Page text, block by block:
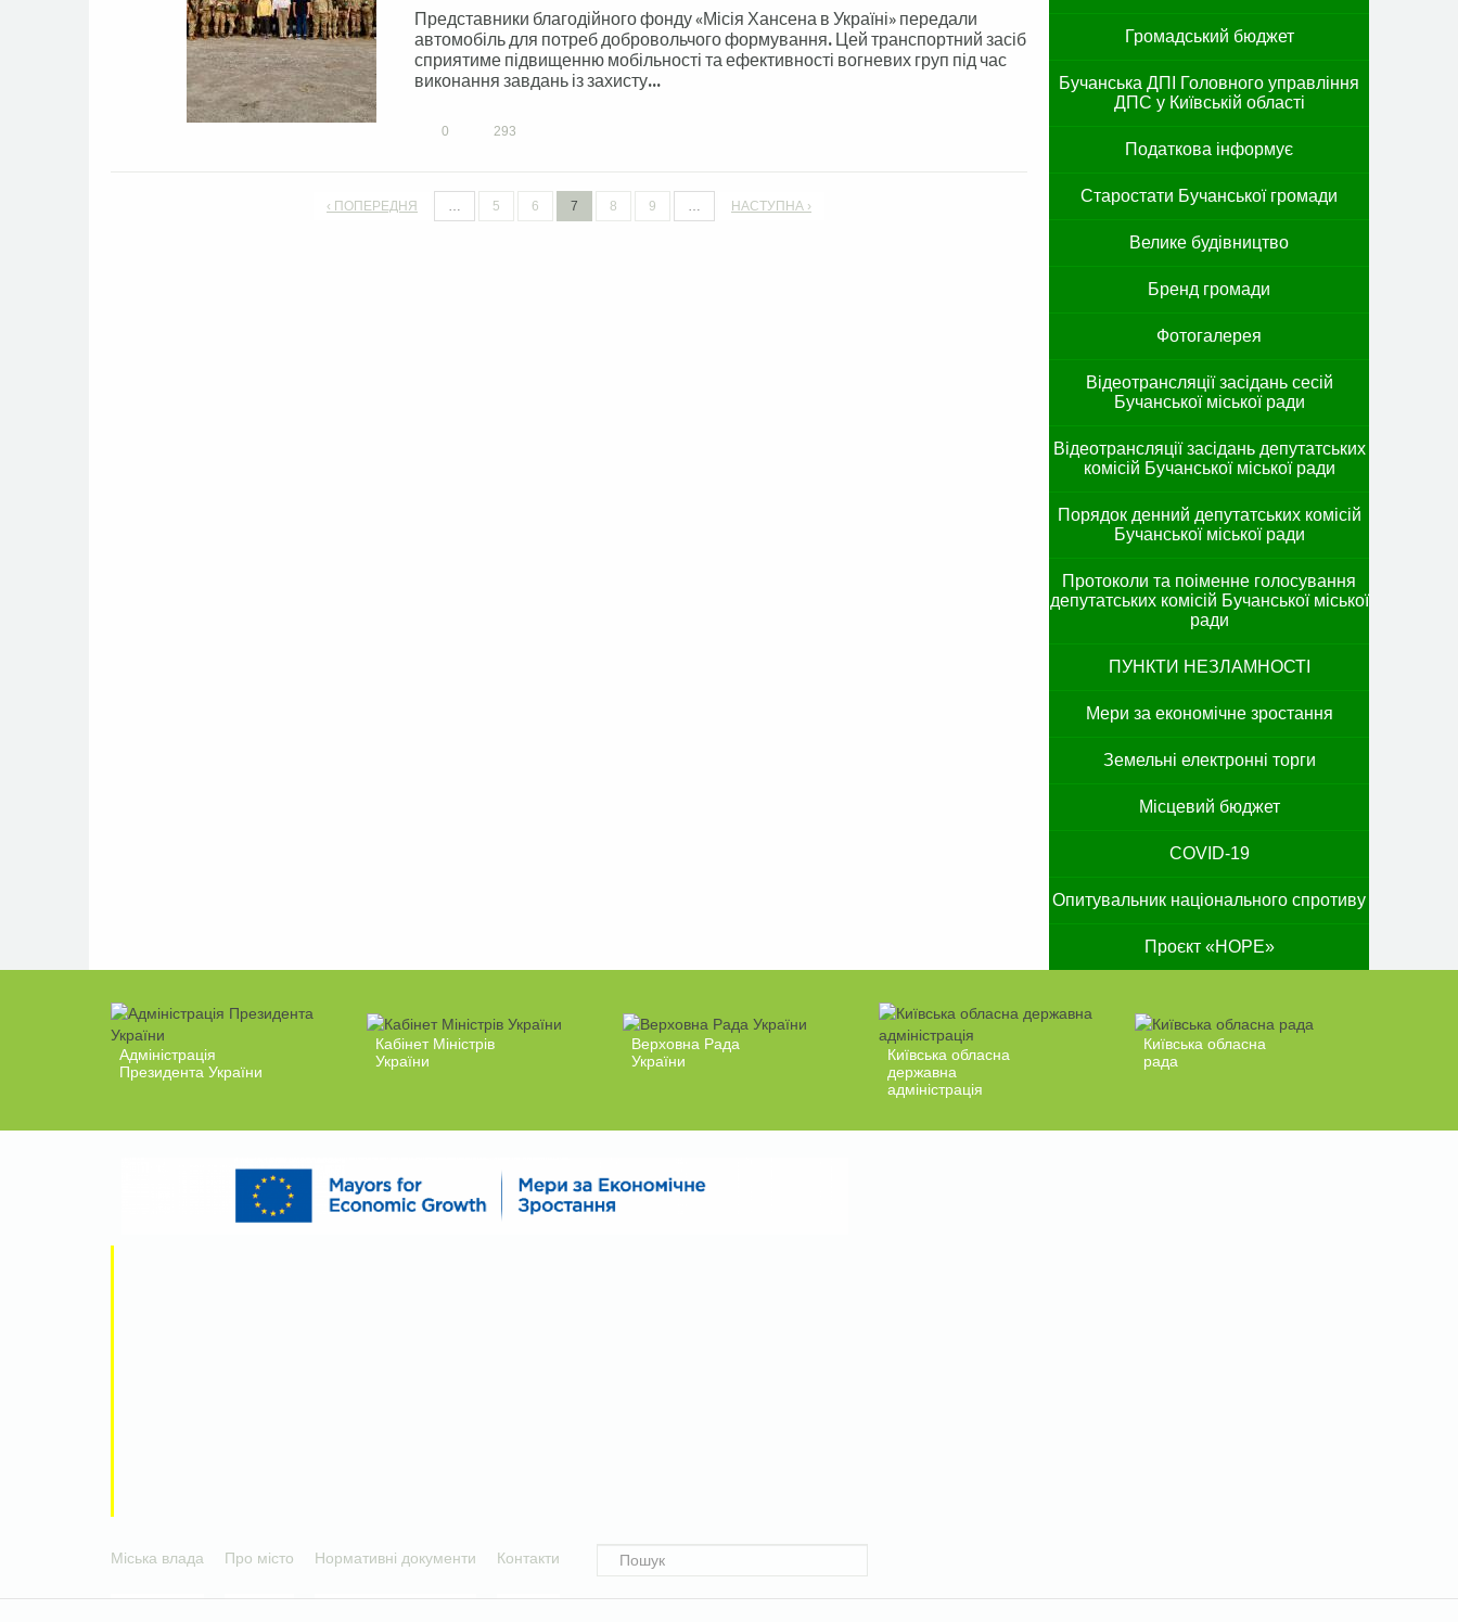
Представники благодійного фонду «Місія Хансена в Україні» передали
автомобіль для потреб добровольчого формування. Цей транспортний засіб
сприятиме підвищенню мобільності та ефективності вогневих груп під час
виконання завдань із захисту...
0 293
‹ ПОПЕРЕДНЯ … 5 6 7 8 9 … НАСТУПНА ›
Громадський бюджет
Бучанська ДПІ Головного управління
ДПС у Київській області
Податкова інформує
Старостати Бучанської громади
Велике будівництво
Бренд громади
Фотогалерея
Відеотрансляції засідань сесій
Бучанської міської ради
Відеотрансляції засідань депутатських
комісій Бучанської міської ради
Порядок денний депутатських комісій
Бучанської міської ради
Протоколи та поіменне голосування
депутатських комісій Бучанської міської
ради
ПУНКТИ НЕЗЛАМНОСТІ
Мери за економічне зростання
Земельні електронні торги
Місцевий бюджет
COVID-19
Опитувальник національного спротиву
Проєкт «HOPE»
Адміністрація
Президента України
Кабінет Міністрів
України
Верховна Рада
України
Київська обласна
державна
адміністрація
Київська обласна
рада
Міська влада Про місто Нормативні документи Контакти